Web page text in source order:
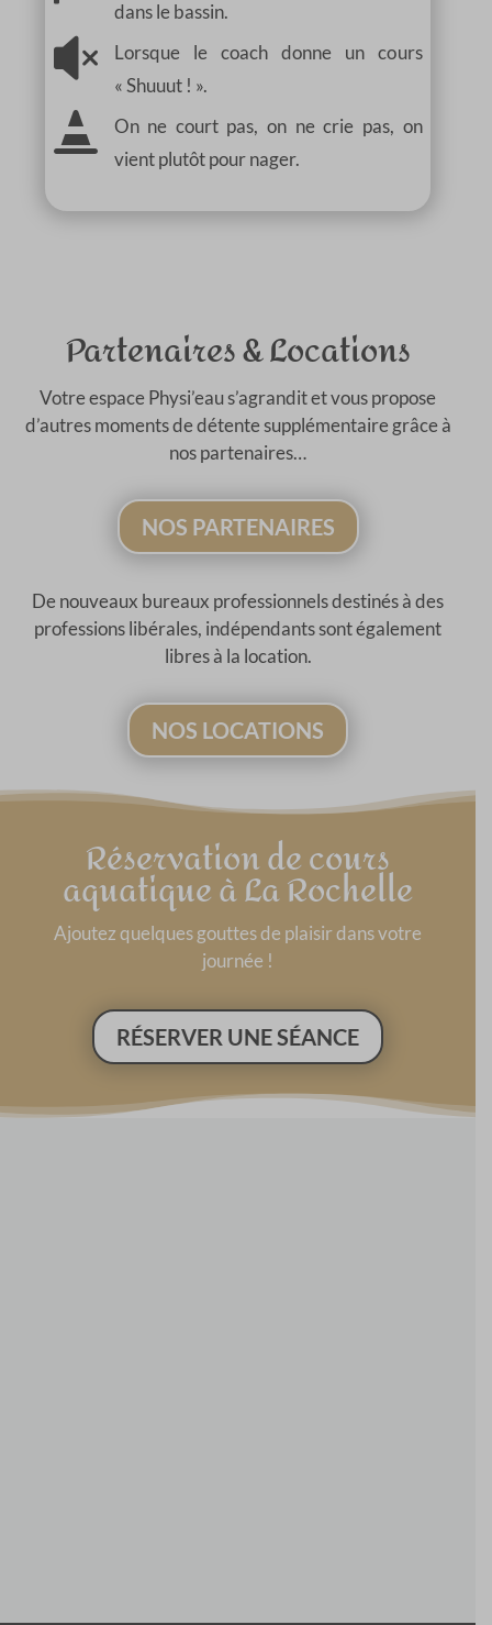
dans le bassin.

Lorsque le coach donne un cours
« Shuuut ! ».

On ne court pas, on ne crie pas, on
vient plutôt pour nager.
Partenaires & Locations
Votre espace Physi’eau s’agrandit et vous propose
d’autres moments de détente supplémentaire grâce à
nos partenaires…
NOS PARTENAIRES
De nouveaux bureaux professionnels destinés à des
professions libérales, indépendants sont également
libres à la location.
NOS LOCATIONS
Réservation de cours
aquatique à La Rochelle
Ajoutez quelques gouttes de plaisir dans votre
journée !
RÉSERVER UNE SÉANCE